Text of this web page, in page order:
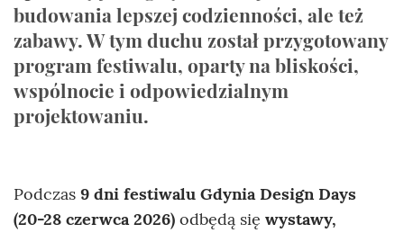
budowania lepszej codzienności, ale też
zabawy. W tym duchu został przygotowany
program festiwalu, oparty na bliskości,
wspólnocie i odpowiedzialnym
projektowaniu.
Podczas 9 dni festiwalu Gdynia Design Days
(20-28 czerwca 2026) odbędą się wystawy,